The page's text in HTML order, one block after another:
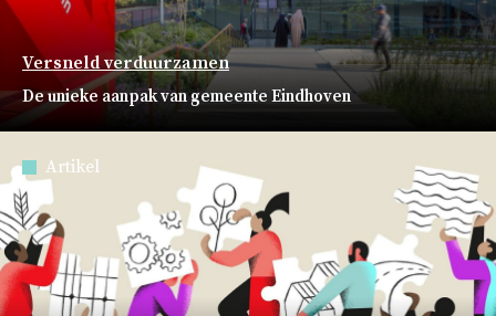
Versneld verduurzamen
De unieke aanpak van gemeente Eindhoven
Artikel